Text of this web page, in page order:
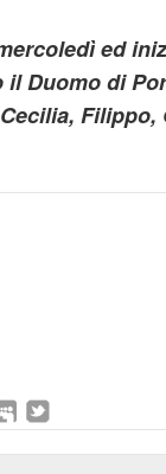
ed
Duomo di